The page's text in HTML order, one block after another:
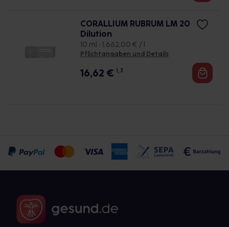
CORALLIUM RUBRUM LM 20
Dilution
10 ml • 1.662,00 € / l
Pflichtangaben und Details
16,62 € 1, 3